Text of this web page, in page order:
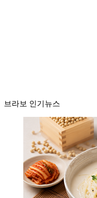
브라보 인기뉴스